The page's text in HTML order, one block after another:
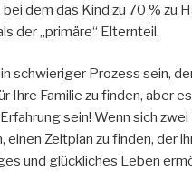
dem das Kind zu 70 % zu
der „primäre“ Elternteil.
schwieriger Prozess sein,
Ihre Familie zu finden, aber
sein! Wenn sich
einen Zeitplan zu finden, der
und glückliches Leben